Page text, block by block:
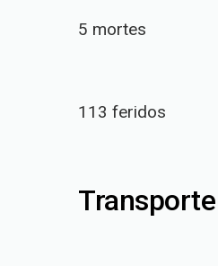
5 mortes
113 feridos